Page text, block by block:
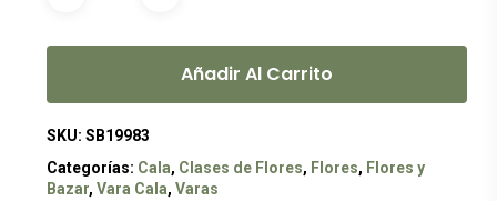
Añadir Al Carrito
SKU: SB19983
Categorías: Cala, Clases de Flores, Flores, Flores y
Bazar, Vara Cala, Varas